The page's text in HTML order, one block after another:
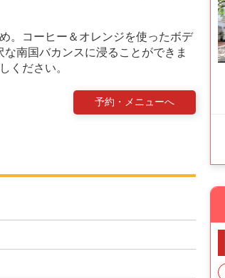
。コーヒー＆オレンジを使ったボデ
南国バカンスに浸ることができま
ください。
予約・メニューへ